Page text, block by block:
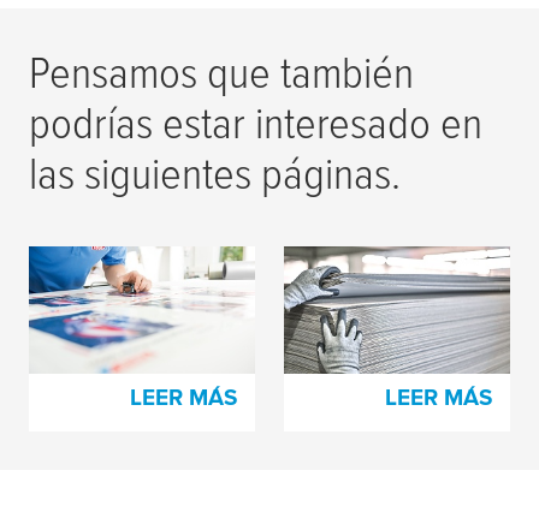
Pensamos que también
podrías estar interesado en
las siguientes páginas.
Cintas y películas de
montaje de placas
tesa®
LEER MÁS
Producción de cartón
LEER MÁS